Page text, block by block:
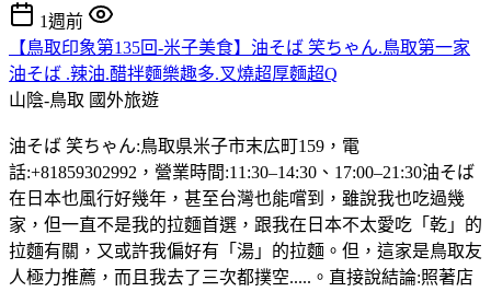
1週前
【鳥取印象第135回-米子美食】油そば 笑ちゃん.鳥取第一家
油そば .辣油.醋拌麵樂趣多.叉燒超厚麵超Q
山陰-鳥取 國外旅遊
油そば 笑ちゃん:鳥取県米子市末広町159，電
話:+81859302992，營業時間:11:30–14:30、17:00–21:30油そば
在日本也風行好幾年，甚至台灣也能嚐到，雖說我也吃過幾
家，但一直不是我的拉麵首選，跟我在日本不太愛吃「乾」的
拉麵有關，又或許我偏好有「湯」的拉麵。但，這家是鳥取友
人極力推薦，而且我去了三次都撲空.....。直接說結論:照著店